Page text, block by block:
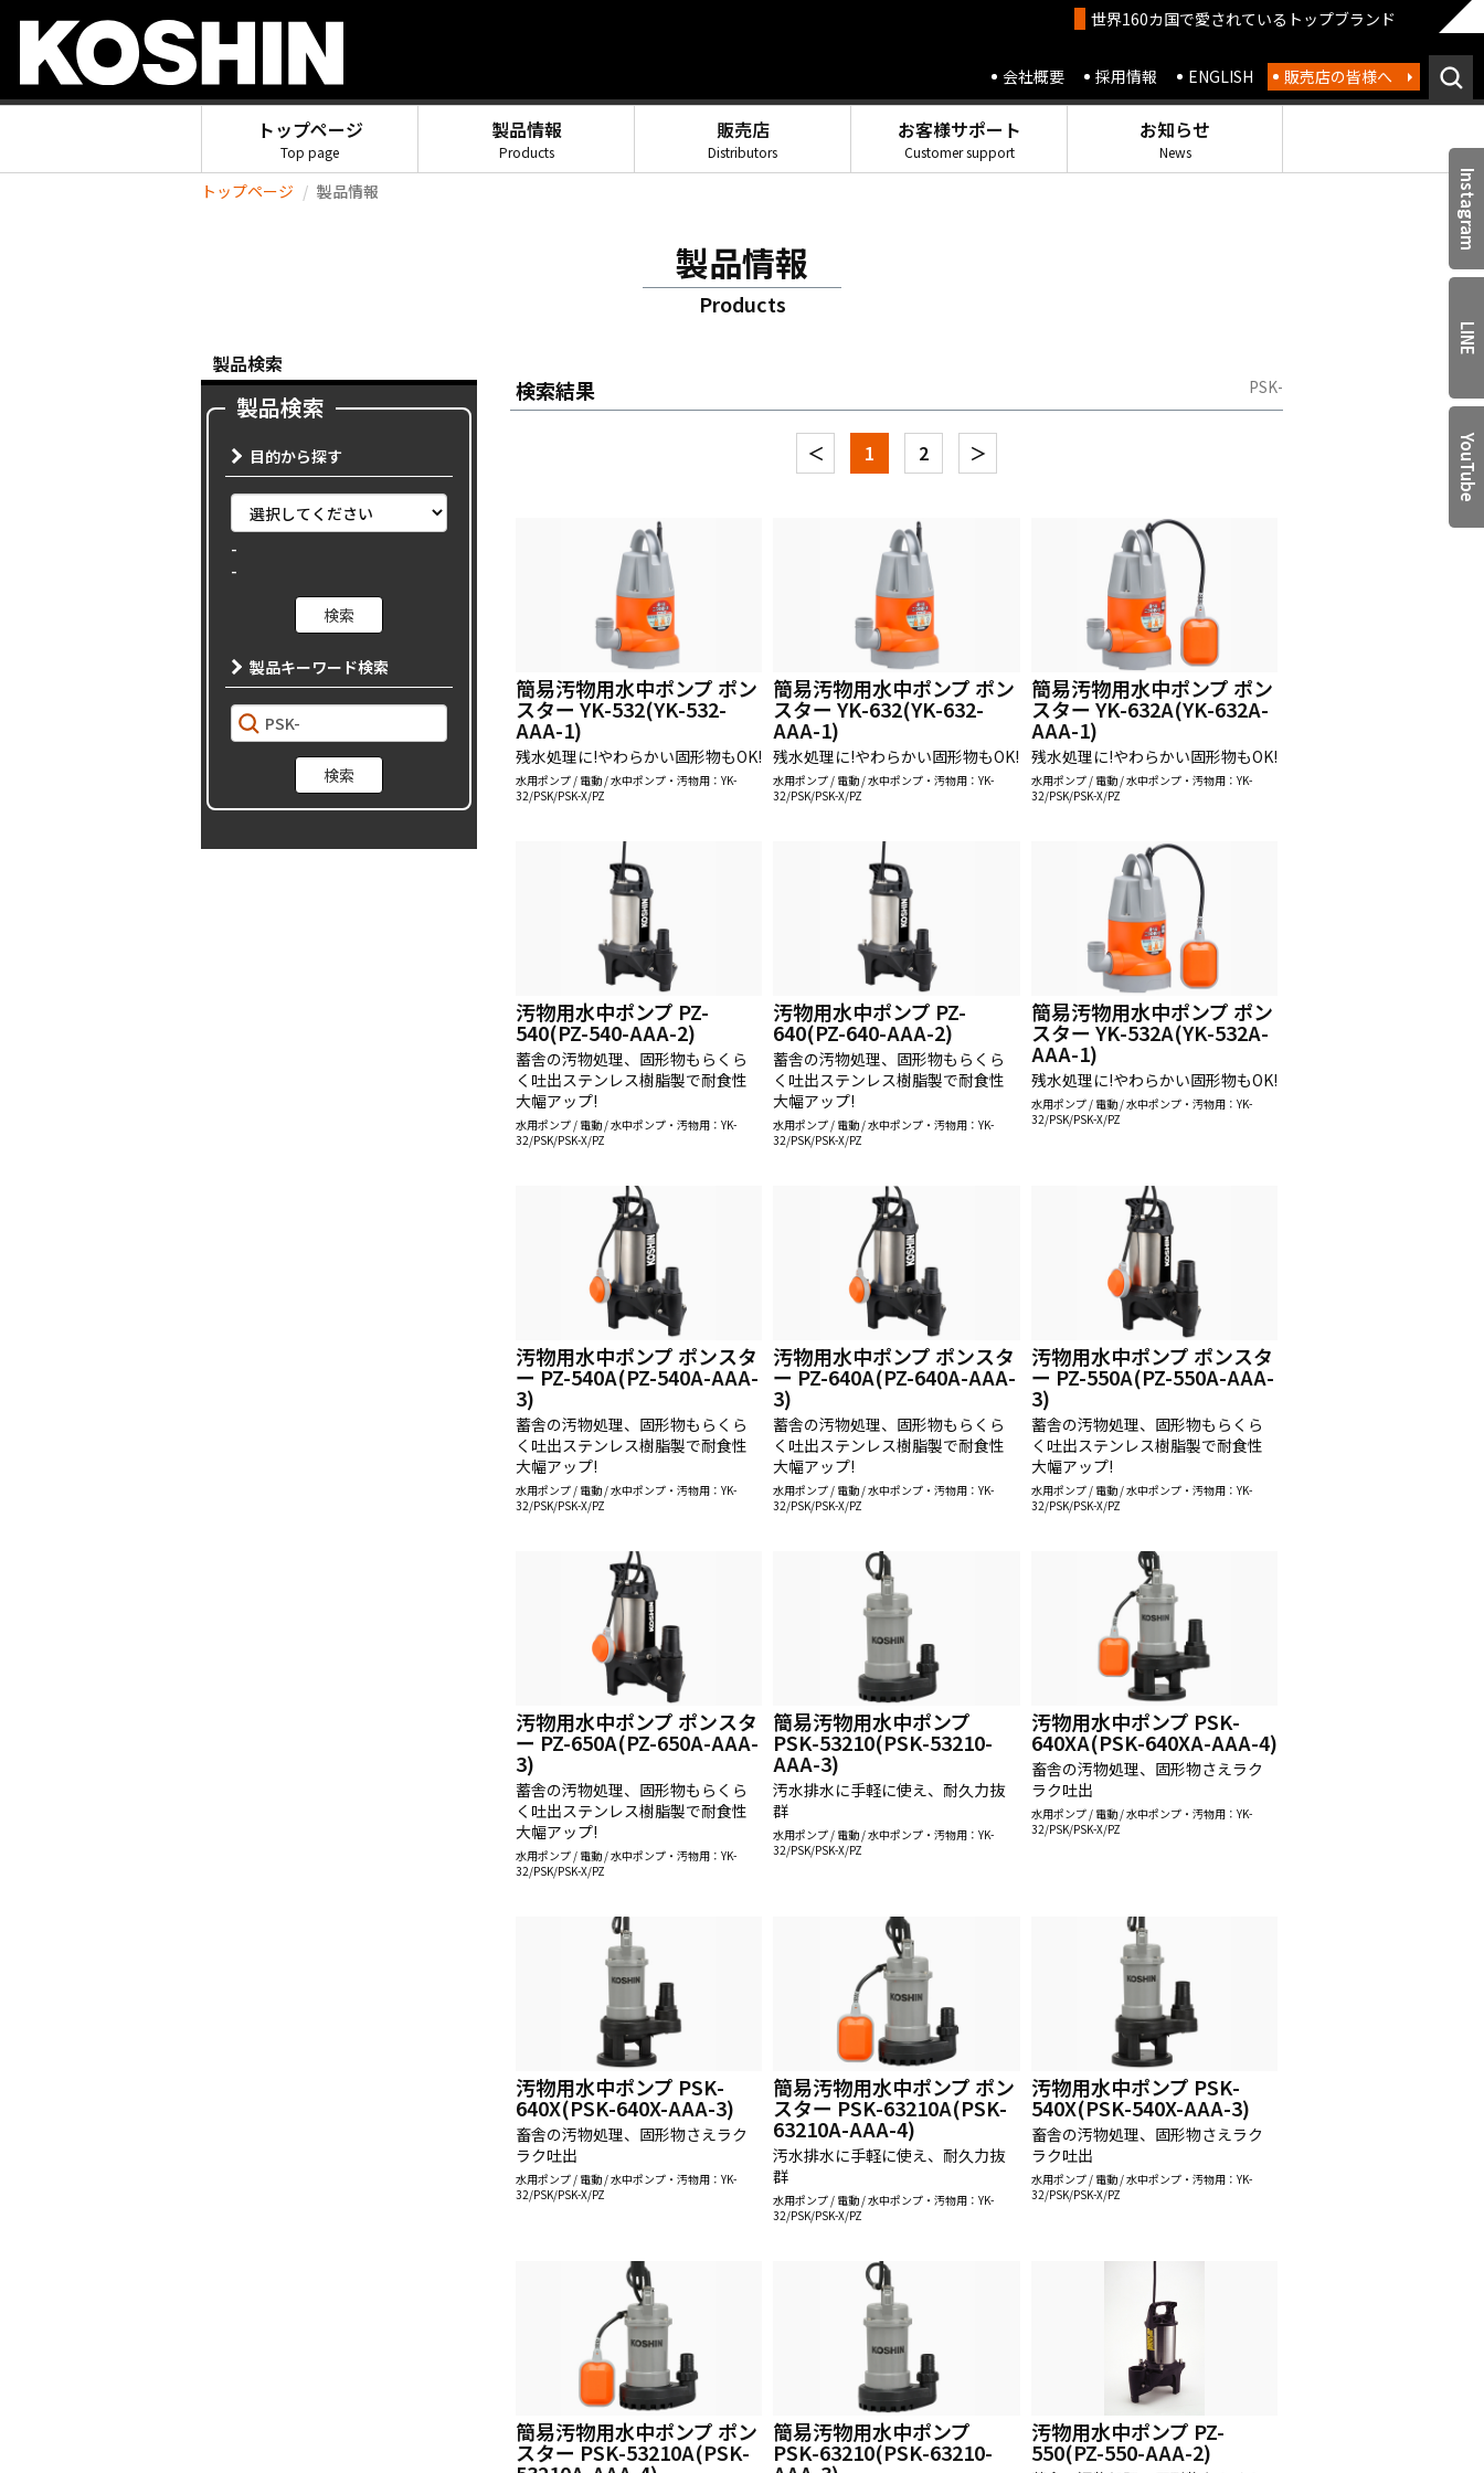
世界160カ国で愛されているトップブランド
会社概要 採用情報 ENGLISH 販売店の皆様へ
トップページ
Top page
製品情報
Products
販売店
Distributors
お客様サポート
Customer support
お知らせ
News
トップページ 製品情報
製品情報
Products
PSK-
検索結果
＜ 1 2 ＞
簡易汚物用水中ポンプ ポン
スター YK-532(YK-532-
AAA-1)
残水処理に!やわらかい固形物もOK!
水用ポンプ / 電動 / 水中ポンプ・汚物用：YK-
32/PSK/PSK-X/PZ
簡易汚物用水中ポンプ ポン
スター YK-632(YK-632-
AAA-1)
残水処理に!やわらかい固形物もOK!
水用ポンプ / 電動 / 水中ポンプ・汚物用：YK-
32/PSK/PSK-X/PZ
簡易汚物用水中ポンプ ポン
スター YK-632A(YK-632A-
AAA-1)
残水処理に!やわらかい固形物もOK!
水用ポンプ / 電動 / 水中ポンプ・汚物用：YK-
32/PSK/PSK-X/PZ
汚物用水中ポンプ PZ-
540(PZ-540-AAA-2)
蓄舎の汚物処理、固形物もらくら
く吐出ステンレス樹脂製で耐食性
大幅アップ!
水用ポンプ / 電動 / 水中ポンプ・汚物用：YK-
32/PSK/PSK-X/PZ
汚物用水中ポンプ PZ-
640(PZ-640-AAA-2)
蓄舎の汚物処理、固形物もらくら
く吐出ステンレス樹脂製で耐食性
大幅アップ!
水用ポンプ / 電動 / 水中ポンプ・汚物用：YK-
32/PSK/PSK-X/PZ
簡易汚物用水中ポンプ ポン
スター YK-532A(YK-532A-
AAA-1)
残水処理に!やわらかい固形物もOK!
水用ポンプ / 電動 / 水中ポンプ・汚物用：YK-
32/PSK/PSK-X/PZ
汚物用水中ポンプ ポンスタ
ー PZ-540A(PZ-540A-AAA-
3)
蓄舎の汚物処理、固形物もらくら
く吐出ステンレス樹脂製で耐食性
大幅アップ!
水用ポンプ / 電動 / 水中ポンプ・汚物用：YK-
32/PSK/PSK-X/PZ
汚物用水中ポンプ ポンスタ
ー PZ-640A(PZ-640A-AAA-
3)
蓄舎の汚物処理、固形物もらくら
く吐出ステンレス樹脂製で耐食性
大幅アップ!
水用ポンプ / 電動 / 水中ポンプ・汚物用：YK-
32/PSK/PSK-X/PZ
汚物用水中ポンプ ポンスタ
ー PZ-550A(PZ-550A-AAA-
3)
蓄舎の汚物処理、固形物もらくら
く吐出ステンレス樹脂製で耐食性
大幅アップ!
水用ポンプ / 電動 / 水中ポンプ・汚物用：YK-
32/PSK/PSK-X/PZ
汚物用水中ポンプ ポンスタ
ー PZ-650A(PZ-650A-AAA-
3)
蓄舎の汚物処理、固形物もらくら
く吐出ステンレス樹脂製で耐食性
大幅アップ!
水用ポンプ / 電動 / 水中ポンプ・汚物用：YK-
32/PSK/PSK-X/PZ
簡易汚物用水中ポンプ
PSK-53210(PSK-53210-
AAA-3)
汚水排水に手軽に使え、耐久力抜
群
水用ポンプ / 電動 / 水中ポンプ・汚物用：YK-
32/PSK/PSK-X/PZ
汚物用水中ポンプ PSK-
640XA(PSK-640XA-AAA-4)
畜舎の汚物処理、固形物さえラク
ラク吐出
水用ポンプ / 電動 / 水中ポンプ・汚物用：YK-
32/PSK/PSK-X/PZ
汚物用水中ポンプ PSK-
640X(PSK-640X-AAA-3)
畜舎の汚物処理、固形物さえラク
ラク吐出
水用ポンプ / 電動 / 水中ポンプ・汚物用：YK-
32/PSK/PSK-X/PZ
簡易汚物用水中ポンプ ポン
スター PSK-63210A(PSK-
63210A-AAA-4)
汚水排水に手軽に使え、耐久力抜
群
水用ポンプ / 電動 / 水中ポンプ・汚物用：YK-
32/PSK/PSK-X/PZ
汚物用水中ポンプ PSK-
540X(PSK-540X-AAA-3)
畜舎の汚物処理、固形物さえラク
ラク吐出
水用ポンプ / 電動 / 水中ポンプ・汚物用：YK-
32/PSK/PSK-X/PZ
簡易汚物用水中ポンプ ポン
スター PSK-53210A(PSK-
簡易汚物用水中ポンプ
PSK-63210(PSK-63210-
汚物用水中ポンプ PZ-
550(PZ-550-AAA-2)
製品検索
製品検索
目的から探す
-
-
製品キーワード検索
Instagram
LINE
YouTube